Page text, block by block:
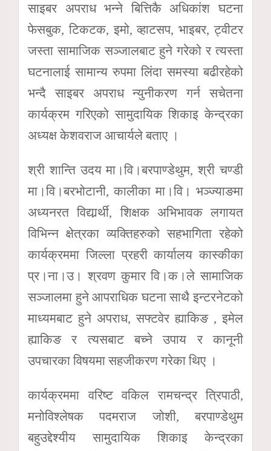
साइबर अपराध भन्ने बित्तिकै अधिकांश घटना
फेसबुक, टिकटक, इमो, व्हाटसप, भाइबर, ट्वीटर
जस्ता सामाजिक सञ्जालबाट हुने गरेको र त्यस्ता
घटनालाई सामान्य रुपमा लिंदा समस्या बढीरहेको
भन्दै साइबर अपराध न्युनीकरण गर्न सचेतना
कार्यक्रम गरिएको सामुदायिक शिकाइ केन्द्रका
अध्यक्ष केशवराज आचार्यले बताए ।
श्री शान्ति उदय मा।वि।बरपाण्डेथुम, श्री चण्डी
मा।वि।बरभोटानी, कालीका मा।वि। भञ्ज्याङमा
अध्यनरत विद्यार्र्थी, शिक्षक अभिभावक लगायत
विभिन्न क्षेत्रका व्यक्तिहरुको सहभागिता रहेको
कार्यक्रममा जिल्ला प्रहरी कार्यालय कास्कीका
प्र।ना।उ। श्रवण कुमार वि।क।ले सामाजिक
सञ्जालमा हुने आपराधिक घटना साथै इन्टरनेटको
माध्यमबाट हुने अपराध, सफ्टवेर ह्याकिङ , इमेल
ह्याकिङ र त्यसबाट बच्ने उपाय र कानूनी
उपचारका विषयमा सहजीकरण गरेका थिए ।
कार्यक्रममा वरिष्ट वकिल रामचन्द्र त्रिपाठी,
मनोविश्लेषक पदमराज जोशी, बरपाण्डेथुम
बहुउद्देश्यीय सामुदायिक शिकाइ केन्द्रका